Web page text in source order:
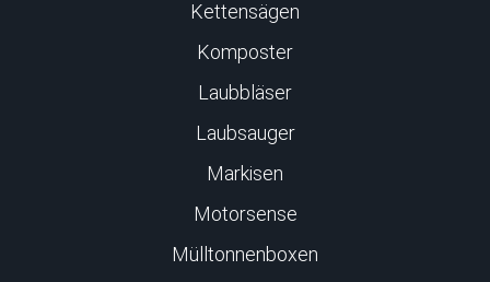
Kettensägen
Komposter
Laubbläser
Laubsauger
Markisen
Motorsense
Mülltonnenboxen